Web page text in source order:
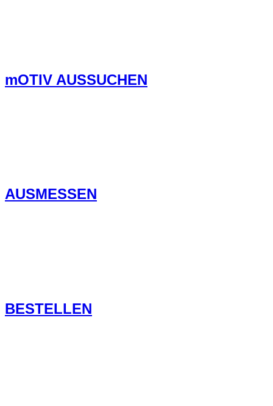
mOTIV AUSSUCHEN
AUSMESSEN
BESTELLEN